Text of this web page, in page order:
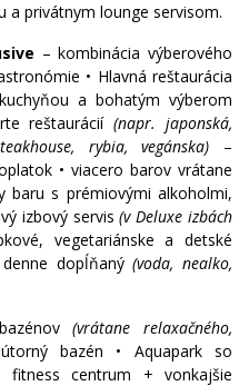
a privátnym lounge servisom.
– kombinácia výberového
• Hlavná reštaurácia
a bohatým výberom
reštaurácií(napr. japonská,
rybia, vegánska) –
• viacero barov vrátane
baru s prémiovými alkoholmi,
izbový servis(v Deluxe izbách
vegetariánske a detské
denne dopĺňaný(voda, nealko,
(vrátane relaxačného,
bazén • Aquapark so
fitness centrum + vonkajšie